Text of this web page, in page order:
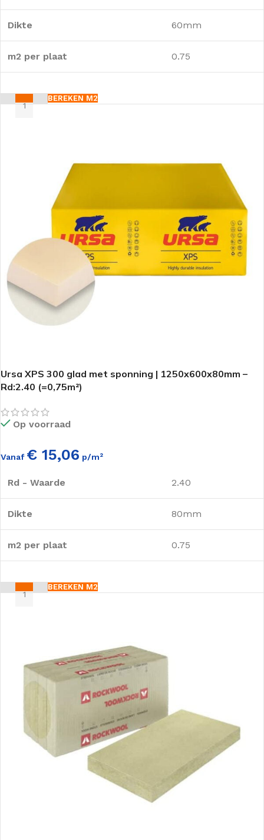
Dikte 60mm
m2 per plaat 0.75
BEREKEN M2
Ursa XPS 300 glad met sponning | 1250x600x80mm –
Rd:2.40 (=0,75m²)
Op voorraad
Vanaf € 15,06 p/m²
Rd - Waarde 2.40
Dikte 80mm
m2 per plaat 0.75
BEREKEN M2